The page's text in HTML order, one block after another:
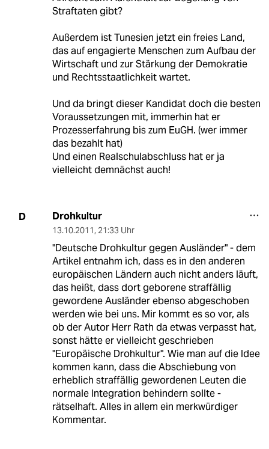
Straftaten gibt?
Außerdem ist Tunesien jetzt ein freies Land,
das auf engagierte Menschen zum Aufbau der
Wirtschaft und zur Stärkung der Demokratie
und Rechtsstaatlichkeit wartet.
Und da bringt dieser Kandidat doch die besten
Voraussetzungen mit, immerhin hat er
Prozesserfahrung bis zum EuGH. (wer immer
das bezahlt hat)
Und einen Realschulabschluss hat er ja
vielleicht demnächst auch!
D Drohkultur
13.10.2011, 21:33 Uhr
"Deutsche Drohkultur gegen Ausländer" - dem
Artikel entnahm ich, dass es in den anderen
europäischen Ländern auch nicht anders läuft,
das heißt, dass dort geborene straffällig
gewordene Ausländer ebenso abgeschoben
werden wie bei uns. Mir kommt es so vor, als
ob der Autor Herr Rath da etwas verpasst hat,
sonst hätte er vielleicht geschrieben
"Europäische Drohkultur". Wie man auf die Idee
kommen kann, dass die Abschiebung von
erheblich straffällig gewordenen Leuten die
normale Integration behindern sollte -
rätselhaft. Alles in allem ein merkwürdiger
Kommentar.